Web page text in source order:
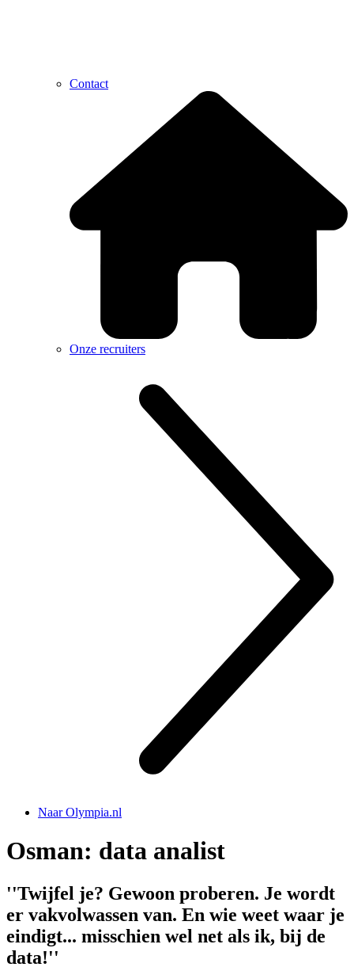
Contact
Onze recruiters
Naar Olympia.nl
Osman: data analist
''Twijfel je? Gewoon proberen. Je wordt
er vakvolwassen van. En wie weet waar je
eindigt... misschien wel net als ik, bij de
data!''